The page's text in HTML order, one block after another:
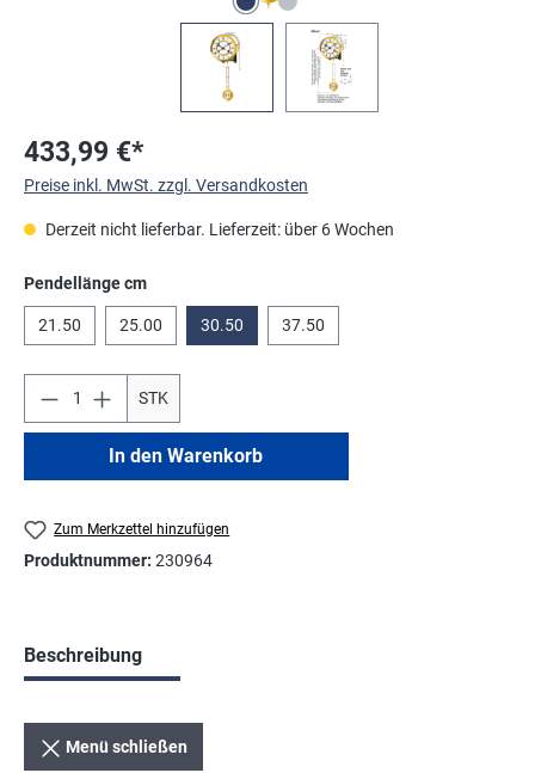
433,99 €*
Preise inkl. MwSt. zzgl. Versandkosten
Derzeit nicht lieferbar. Lieferzeit: über 6 Wochen
Pendellänge cmauswählen
21.50 25.00 30.50 37.50
STK
In den Warenkorb
Zum Merkzettel hinzufügen
Produktnummer: 230964
Beschreibung
Menü schließen